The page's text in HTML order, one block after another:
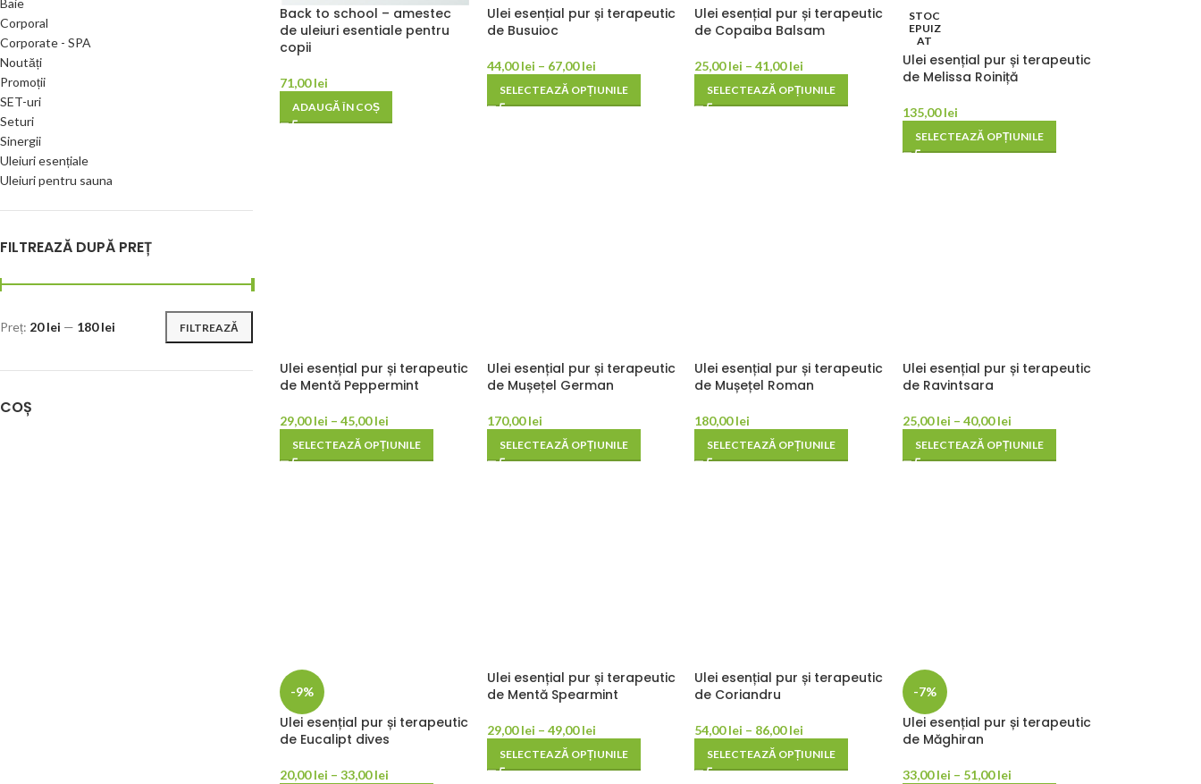
Baie
Corporal
Corporate - SPA
Noutăți
Promoții
SET-uri
Seturi
Sinergii
Uleiuri esențiale
Uleiuri pentru sauna
FILTREAZĂ DUPĂ PREȚ
FILTREAZĂ
Preț: 20 lei — 180 lei
COȘ
Back to school – amestec
de uleiuri esentiale pentru
copii
71,00lei
ADAUGĂ ÎN COȘ
Ulei esențial pur și terapeutic
de Busuioc
44,00lei – 67,00lei
SELECTEAZĂ OPȚIUNILE
Ulei esențial pur și terapeutic
de Copaiba Balsam
25,00lei – 41,00lei
SELECTEAZĂ OPȚIUNILE
STOC
EPUIZ
AT
Ulei esențial pur și terapeutic
de Melissa Roiniță
135,00lei
SELECTEAZĂ OPȚIUNILE
Ulei esențial pur și terapeutic
de Mentă Peppermint
29,00lei – 45,00lei
SELECTEAZĂ OPȚIUNILE
Ulei esențial pur și terapeutic
de Mușețel German
170,00lei
SELECTEAZĂ OPȚIUNILE
Ulei esențial pur și terapeutic
de Mușețel Roman
180,00lei
SELECTEAZĂ OPȚIUNILE
Ulei esențial pur și terapeutic
de Ravintsara
25,00lei – 40,00lei
SELECTEAZĂ OPȚIUNILE
-9%
Ulei esențial pur și terapeutic
de Eucalipt dives
20,00lei – 33,00lei
Ulei esențial pur și terapeutic
de Mentă Spearmint
29,00lei – 49,00lei
SELECTEAZĂ OPȚIUNILE
Ulei esențial pur și terapeutic
de Coriandru
54,00lei – 86,00lei
SELECTEAZĂ OPȚIUNILE
-7%
Ulei esențial pur și terapeutic
de Măghiran
33,00lei – 51,00lei